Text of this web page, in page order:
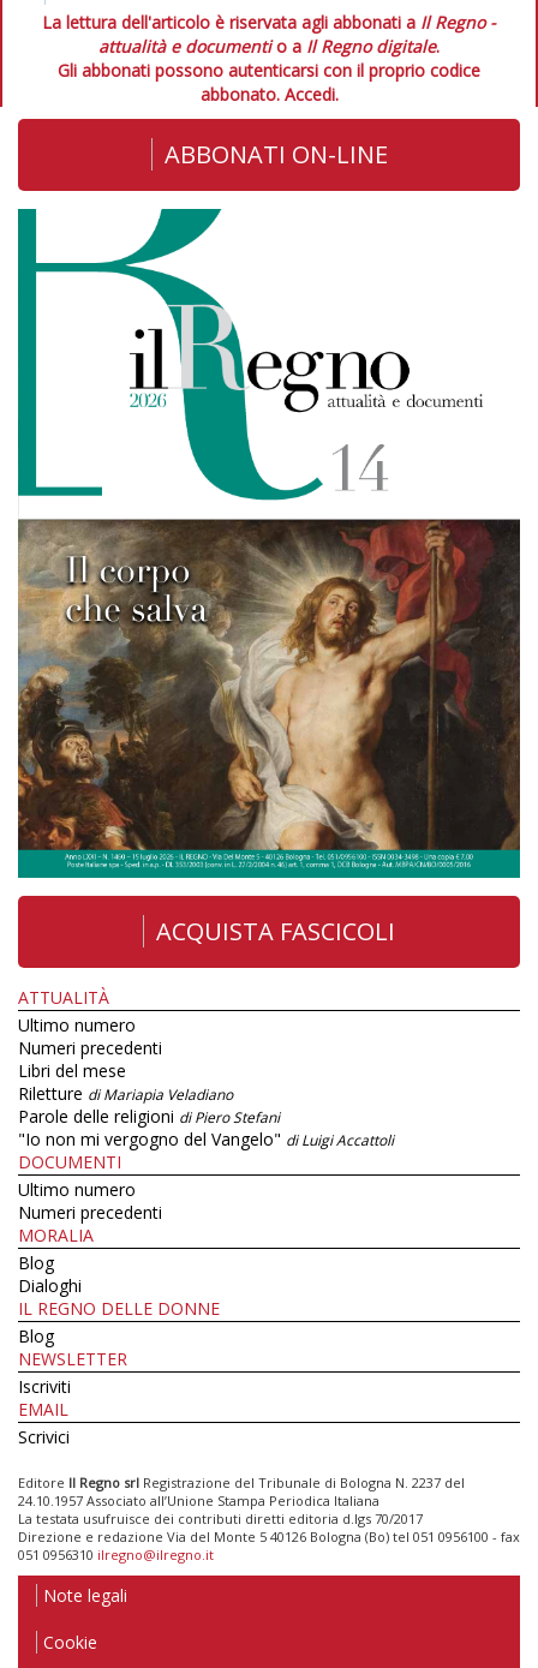
La lettura dell'articolo è riservata agli abbonati a Il Regno -
attualità e documentio a Il Regno digitale.
Gli abbonati possono autenticarsi con il proprio codice
abbonato. Accedi.
ABBONATI ON-LINE
ACQUISTA FASCICOLI
ATTUALITÀ
Ultimo numero
Numeri precedenti
Libri del mese
Riletture di Mariapia Veladiano
Parole delle religioni di Piero Stefani
"Io non mi vergogno del Vangelo" di Luigi Accattoli
DOCUMENTI
Ultimo numero
Numeri precedenti
MORALIA
Blog
Dialoghi
IL REGNO DELLE DONNE
Blog
NEWSLETTER
Iscriviti
EMAIL
Scrivici
Editore Il Regno srl Registrazione del Tribunale di Bologna N. 2237 del
24.10.1957 Associato all’Unione Stampa Periodica Italiana
La testata usufruisce dei contributi diretti editoria d.lgs 70/2017
Direzione e redazione Via del Monte 5 40126 Bologna (Bo) tel 051 0956100 - fax
051 0956310 ilregno@ilregno.it
Note legali
Cookie